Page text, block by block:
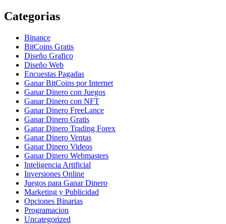
Categorias
Binance
BitCoins Gratis
Diseño Grafico
Diseño Web
Encuestas Pagadas
Ganar BitCoins por Internet
Ganar Dinero con Juegos
Ganar Dinero con NFT
Ganar Dinero FreeLance
Ganar Dinero Gratis
Ganar Dinero Trading Forex
Ganar Dinero Ventas
Ganar Dinero Videos
Ganar Dinero Webmasters
Inteligencia Artificial
Inversiones Online
Juegos para Ganar Dinero
Marketing y Publicidad
Opciones Binarias
Programacion
Uncategorized